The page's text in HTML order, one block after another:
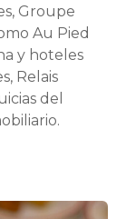
Groupe
Au Pied
y hoteles
Relais
del